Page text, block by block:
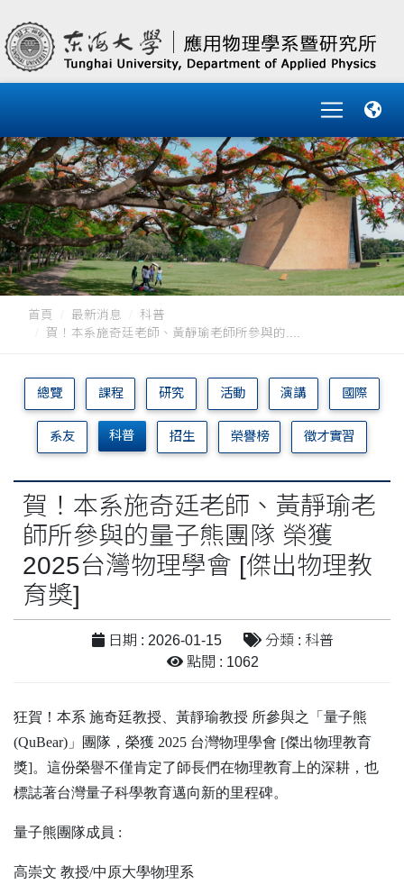
首頁 最新消息
科普
賀！本系施奇廷老師、黃靜瑜老師所參與的....
總覽 課程 研究 活動 演講 國際
系友 科普 招生 榮譽榜 徵才實習
賀！本系施奇廷老師、黃靜瑜老
師所參與的量子熊團隊 榮獲
2025台灣物理學會 [傑出物理教
育獎]
日期 : 2026-01-15
分類 : 科普
點閱 : 1062
狂賀！本系 施奇廷教授、黃靜瑜教授 所參與之「量子熊
(QuBear)」團隊，榮獲 2025 台灣物理學會 [傑出物理教育
獎]。這份榮譽不僅肯定了師長們在物理教育上的深耕，也
標誌著台灣量子科學教育邁向新的里程碑。
量子熊團隊成員 :
高崇文 教授/中原大學物理系